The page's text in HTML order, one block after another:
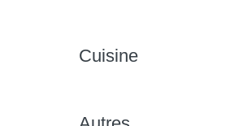
Cuisine